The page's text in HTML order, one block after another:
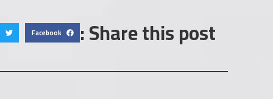
Share this post :
Facebook